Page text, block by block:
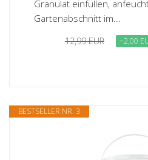
Granulat einfüllen,
Gartenabschnitt im...
12,99 EUR −2,00
BESTSELLER NR. 3